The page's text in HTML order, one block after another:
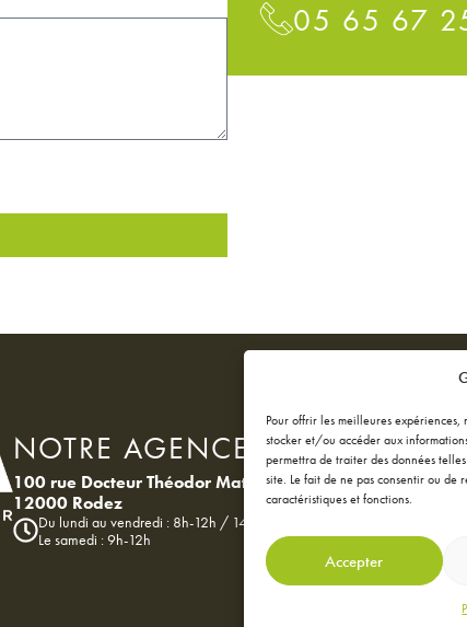
Pour offrir les meilleures
stocker et/ou accéder aux
permettra de traiter des données
site. Le fait de ne pas consentir ou de
caractéristiques et fonctions.
Accepter
05 65 67
NOTRE AGENCE
100 rue Docteur Théodor Mathieu
12000 Rodez
Du lundi au vendredi : 8h-12h / 14h-18h
Le samedi : 9h-12h